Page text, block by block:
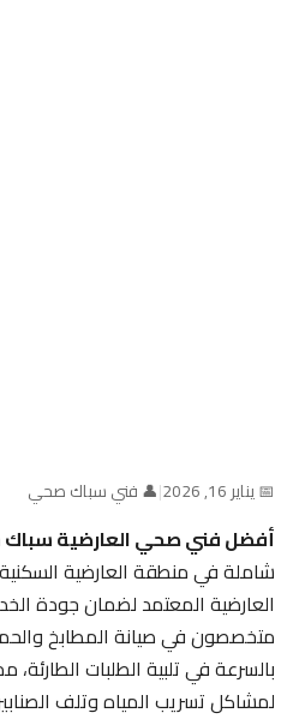
📅 يناير 16, 2026 |👤 فني سباك صحي
أفضل فني صحي العارضية سباك
شاملة في منطقة العارضية السكنية
العارضية المعتمد لضمان جودة
متخصصون في صيانة المطابخ
بالسرعة في تلبية الطلبات الطارئة،
لمشاكل تسريب المياه وتلف